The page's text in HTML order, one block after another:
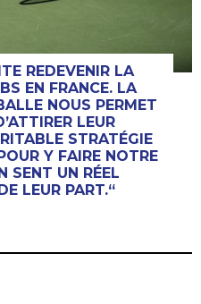
REDEVENIR LA
EN FRANCE. LA
NOUS PERMET
LEUR
STRATÉGIE
Y FAIRE NOTRE
SENT UN RÉEL
LEUR PART.“